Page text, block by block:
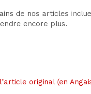
de nos articles
encore plus.
original (en